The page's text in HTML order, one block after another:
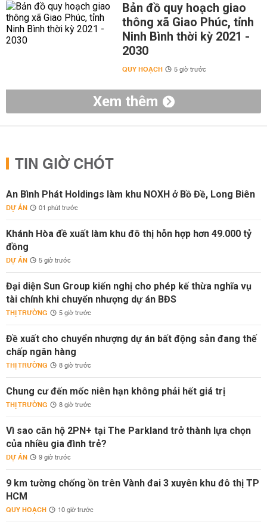
Bản đồ quy hoạch giao
thông xã Giao Phúc, tỉnh
Ninh Bình thời kỳ 2021 -
2030
QUY HOẠCH 5 giờ trước
Xem thêm
TIN GIỜ CHÓT
An Bình Phát Holdings làm khu NOXH ở Bồ Đề, Long Biên
DỰ ÁN 01 phút trước
Khánh Hòa đề xuất làm khu đô thị hỗn hợp hơn 49.000 tỷ
đồng
DỰ ÁN 5 giờ trước
Đại diện Sun Group kiến nghị cho phép kế thừa nghĩa vụ
tài chính khi chuyển nhượng dự án BĐS
THỊ TRƯỜNG 5 giờ trước
Đề xuất cho chuyển nhượng dự án bất động sản đang thế
chấp ngân hàng
THỊ TRƯỜNG 8 giờ trước
Chung cư đến mốc niên hạn không phải hết giá trị
THỊ TRƯỜNG 8 giờ trước
Vì sao căn hộ 2PN+ tại The Parkland trở thành lựa chọn
của nhiều gia đình trẻ?
DỰ ÁN 9 giờ trước
9 km tường chống ồn trên Vành đai 3 xuyên khu đô thị TP
HCM
QUY HOẠCH 10 giờ trước